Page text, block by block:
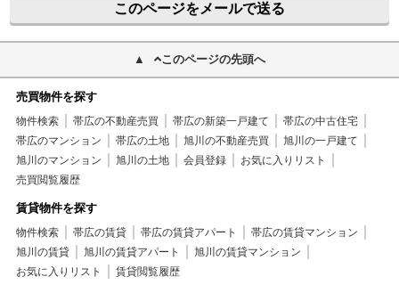
このページをメールで送る
このページの先頭へ
売買物件を探す
物件検索 帯広の不動産売買 帯広の新築一戸建て
帯広の中古住宅
帯広のマンション
帯広の土地 旭川の不動産売買
旭川の一戸建て
旭川のマンション
旭川の土地 会員登録
お気に入りリスト
売買閲覧履歴
賃貸物件を探す
物件検索 帯広の賃貸 帯広の賃貸アパート
帯広の賃貸マンション
旭川の賃貸
旭川の賃貸アパート
旭川の賃貸マンション
お気に入りリスト
賃貸閲覧履歴